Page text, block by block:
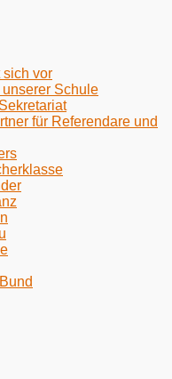
sich vor
Schule
für Referendare und